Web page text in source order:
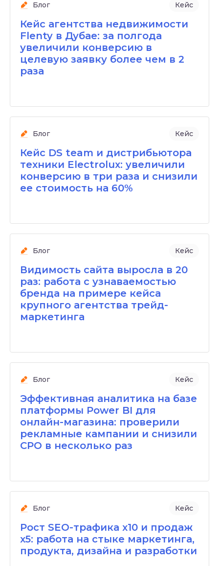
Блог Кейс
Кейс агентства недвижимости
Flenty в Дубае: за полгода
увеличили конверсию в
целевую заявку более чем в 2
раза
Блог Кейс
Кейс DS team и дистрибьютора
техники Electrolux: увеличили
конверсию в три раза и снизили
ее стоимость на 60%
Блог Кейс
Видимость сайта выросла в 20
раз: работа с узнаваемостью
бренда на примере кейса
крупного агентства трейд-
маркетинга
Блог Кейс
Эффективная аналитика на базе
платформы Power BI для
онлайн-магазина: проверили
рекламные кампании и снизили
CPO в несколько раз
Блог Кейс
Рост SEO-трафика х10 и продаж
х5: работа на стыке маркетинга,
продукта, дизайна и разработки